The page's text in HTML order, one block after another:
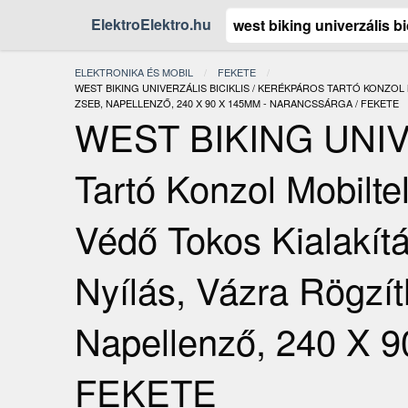
ElektroElektro.hu
ELEKTRONIKA ÉS MOBIL
FEKETE
JELENLEGI:
WEST BIKING UNIVERZÁLIS BICIKLIS / KERÉKPÁROS TARTÓ
ZSEB, NAPELLENZŐ, 240 X 90 X 145MM - NARANCSSÁRGA / FEKETE
WEST BIKING
Tartó Konzol
Védő Tokos
Nyílás, Vázra
Napellenző, 240 X
FEKETE